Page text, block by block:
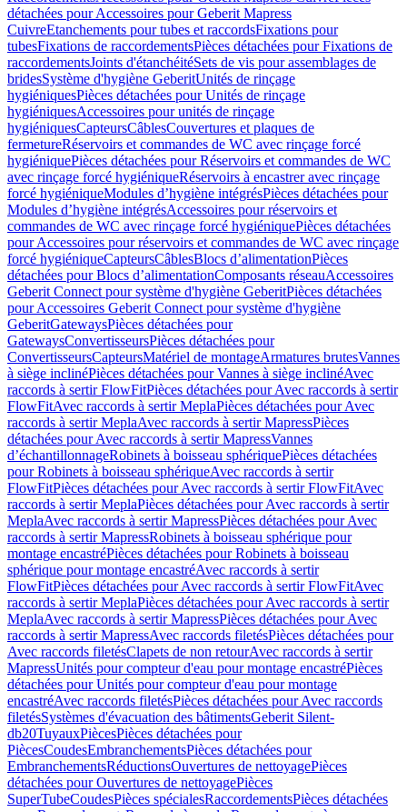
détachées pour Accessoires pour Geberit Mapress
CuivreEtanchements pour tubes et raccordsFixations pour
tubesFixations de raccordementsPièces détachées pour Fixations de
raccordementsJoints d'étanchéitéSets de vis pour assemblages de
bridesSystème d'hygiène GeberitUnités de rinçage
hygiéniquesPièces détachées pour Unités de rinçage
hygiéniquesAccessoires pour unités de rinçage
hygiéniquesCapteursCâblesCouvertures et plaques de
fermetureRéservoirs et commandes de WC avec rinçage forcé
hygiéniquePièces détachées pour Réservoirs et commandes de WC
avec rinçage forcé hygiéniqueRéservoirs à encastrer avec rinçage
forcé hygiéniqueModules d’hygiène intégrésPièces détachées pour
Modules d’hygiène intégrésAccessoires pour réservoirs et
commandes de WC avec rinçage forcé hygiéniquePièces détachées
pour Accessoires pour réservoirs et commandes de WC avec rinçage
forcé hygiéniqueCapteursCâblesBlocs d’alimentationPièces
détachées pour Blocs d’alimentationComposants réseauAccessoires
Geberit Connect pour système d'hygiène GeberitPièces détachées
pour Accessoires Geberit Connect pour système d'hygiène
GeberitGatewaysPièces détachées pour
GatewaysConvertisseursPièces détachées pour
ConvertisseursCapteursMatériel de montageArmatures brutesVannes
à siège inclinéPièces détachées pour Vannes à siège inclinéAvec
raccords à sertir FlowFitPièces détachées pour Avec raccords à sertir
FlowFitAvec raccords à sertir MeplaPièces détachées pour Avec
raccords à sertir MeplaAvec raccords à sertir MapressPièces
détachées pour Avec raccords à sertir MapressVannes
d’échantillonnageRobinets à boisseau sphériquePièces détachées
pour Robinets à boisseau sphériqueAvec raccords à sertir
FlowFitPièces détachées pour Avec raccords à sertir FlowFitAvec
raccords à sertir MeplaPièces détachées pour Avec raccords à sertir
MeplaAvec raccords à sertir MapressPièces détachées pour Avec
raccords à sertir MapressRobinets à boisseau sphérique pour
montage encastréPièces détachées pour Robinets à boisseau
sphérique pour montage encastréAvec raccords à sertir
FlowFitPièces détachées pour Avec raccords à sertir FlowFitAvec
raccords à sertir MeplaPièces détachées pour Avec raccords à sertir
MeplaAvec raccords à sertir MapressPièces détachées pour Avec
raccords à sertir MapressAvec raccords filetésPièces détachées pour
Avec raccords filetésClapets de non retourAvec raccords à sertir
MapressUnités pour compteur d'eau pour montage encastréPièces
détachées pour Unités pour compteur d'eau pour montage
encastréAvec raccords filetésPièces détachées pour Avec raccords
filetésSystèmes d'évacuation des bâtimentsGeberit Silent-
db20TuyauxPiècesPièces détachées pour
PiècesCoudesEmbranchementsPièces détachées pour
EmbranchementsRéductionsOuvertures de nettoyagePièces
détachées pour Ouvertures de nettoyagePièces
SuperTubeCoudesPièces spécialesRaccordementsPièces détachées